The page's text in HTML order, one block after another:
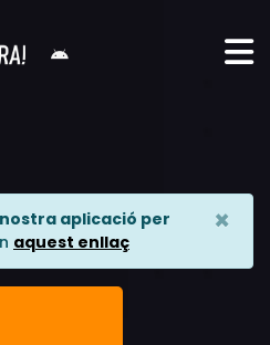
aplicació per
aquest enllaç
×